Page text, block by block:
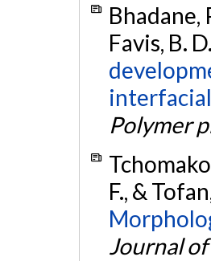
Bhadane,
Favis, B.
Polymer
F., &
Journal